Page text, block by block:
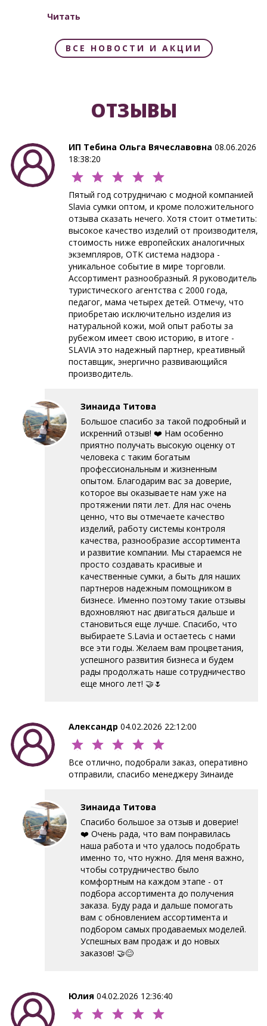
Читать
ВСЕ НОВОСТИ И АКЦИИ
ОТЗЫВЫ
ИП Тебина Ольга Вячеславовна 08.06.2026
18:38:20
Пятый год сотрудничаю с модной компанией
Slavia сумки оптом, и кроме положительного
отзыва сказать нечего. Хотя стоит отметить:
высокое качество изделий от производителя,
стоимость ниже европейских аналогичных
экземпляров, ОТК система надзора -
уникальное событие в мире торговли.
Ассортимент разнообразный. Я руководитель
туристического агентства с 2000 года,
педагог, мама четырех детей. Отмечу, что
приобретаю исключительно изделия из
натуральной кожи, мой опыт работы за
рубежом имеет свою историю, в итоге -
SLAVIA это надежный партнер, креативный
поставщик, энергично развивающийся
производитель.
Зинаида Титова
Большое спасибо за такой подробный и
искренний отзыв! ❤️ Нам особенно
приятно получать высокую оценку от
человека с таким богатым
профессиональным и жизненным
опытом. Благодарим вас за доверие,
которое вы оказываете нам уже на
протяжении пяти лет. Для нас очень
ценно, что вы отмечаете качество
изделий, работу системы контроля
качества, разнообразие ассортимента
и развитие компании. Мы стараемся не
просто создавать красивые и
качественные сумки, а быть для наших
партнеров надежным помощником в
бизнесе. Именно поэтому такие отзывы
вдохновляют нас двигаться дальше и
становиться еще лучше. Спасибо, что
выбираете S.Lavia и остаетесь с нами
все эти годы. Желаем вам процветания,
успешного развития бизнеса и будем
рады продолжать наше сотрудничество
еще много лет! 🤝🌷
Александр 04.02.2026 22:12:00
Все отлично, подобрали заказ, оперативно
отправили, спасибо менеджеру Зинаиде
Зинаида Титова
Спасибо большое за отзыв и доверие!
❤️ Очень рада, что вам понравилась
наша работа и что удалось подобрать
именно то, что нужно. Для меня важно,
чтобы сотрудничество было
комфортным на каждом этапе - от
подбора ассортимента до получения
заказа. Буду рада и дальше помогать
вам с обновлением ассортимента и
подбором самых продаваемых моделей.
Успешных вам продаж и до новых
заказов! 🤝😊
Юлия 04.02.2026 12:36:40